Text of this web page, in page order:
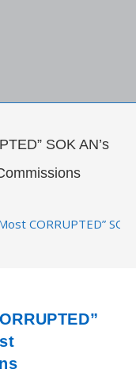
SOK AN’s
CORRUPTED”